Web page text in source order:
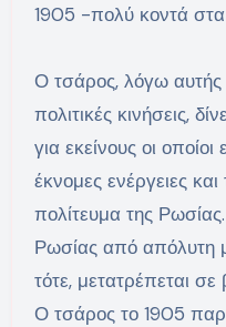
1905 -πολύ κοντά στα
Ο τσάρος, λόγω αυτής
πολιτικές κινήσεις,
για εκείνους οι
έκνομες ενέργειες
πολίτευμα της
Ρωσίας από απόλυτη
τότε, μετατρέπεται
Ο τσάρος το 1905